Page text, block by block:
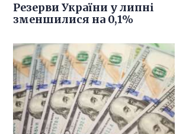
Резерви України у липні
зменшилися на 0,1%